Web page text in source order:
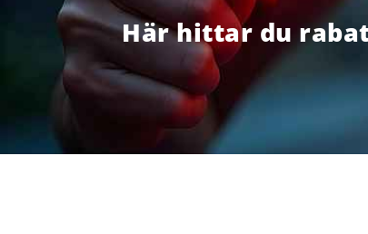
Här hittar du